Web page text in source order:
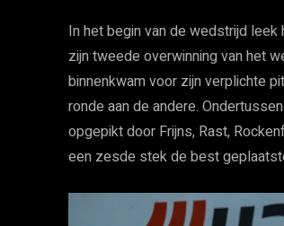
In het begin van de wedstrijd
zijn tweede overwinning van het
binnenkwam voor zijn verplichte
ronde aan de andere.
opgepikt door Frijns, Rast,
een zesde stek de best